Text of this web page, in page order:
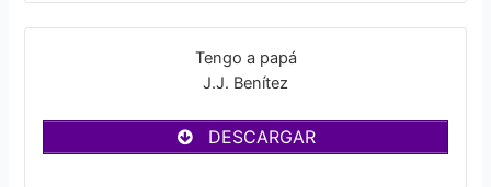
Tengo a papá
J.J. Benítez
DESCARGAR